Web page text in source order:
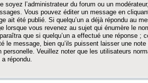
soyez l’administrateur du forum ou un
Vous pouvez éditer un message en
ait été publié. Si quelqu’un a déjà répondu au
lorsque vous revenez au sujet qui énumère le
que si quelqu’un a effectué une réponse ;
le message, bien qu’ils puissent laisser une
personelle. Veuillez noter que les utilisateurs
a répondu.